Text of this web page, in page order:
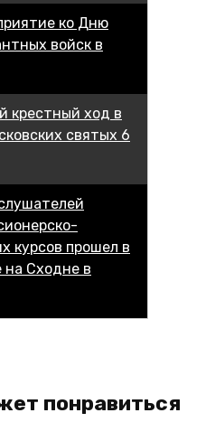
ко Дню
войск в
крестный ход в
святых 6
курсов прошел в
на Сходне в
понравиться